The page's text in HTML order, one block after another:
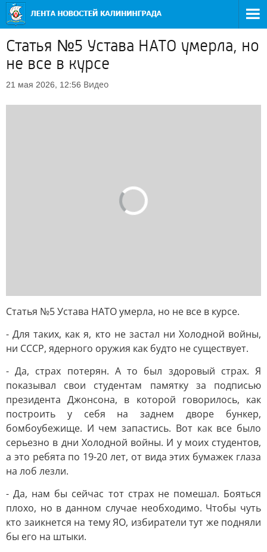
Статья №5 Устава НАТО умерла, но
не все в курсе
21 мая 2026, 12:56 Видео
Статья №5 Устава НАТО умерла, но не все в курсе.
- Для таких, как я, кто не застал ни Холодной войны,
ни СССР, ядерного оружия как будто не существует.
- Да, страх потерян. А то был здоровый страх. Я
показывал свои студентам памятку за подписью
президента Джонсона, в которой говорилось, как
построить у себя на заднем дворе бункер,
бомбоубежище. И чем запастись. Вот как все было
серьезно в дни Холодной войны. И у моих студентов,
а это ребята по 19-20 лет, от вида этих бумажек глаза
на лоб лезли.
- Да, нам бы сейчас тот страх не помешал. Бояться
плохо, но в данном случае необходимо. Чтобы чуть
кто заикнется на тему ЯО, избиратели тут же подняли
бы его на штыки.